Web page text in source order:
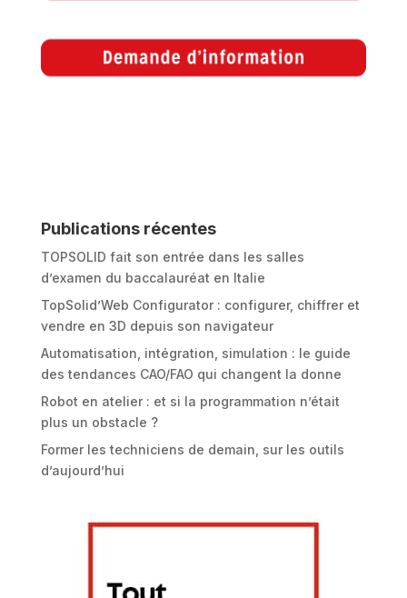
Publications récentes
TOPSOLID fait son entrée dans les salles
d’examen du baccalauréat en Italie
TopSolid’Web Configurator : configurer, chiffrer et
vendre en 3D depuis son navigateur
Automatisation, intégration, simulation : le guide
des tendances CAO/FAO qui changent la donne
Robot en atelier : et si la programmation n’était
plus un obstacle ?
Former les techniciens de demain, sur les outils
d’aujourd’hui